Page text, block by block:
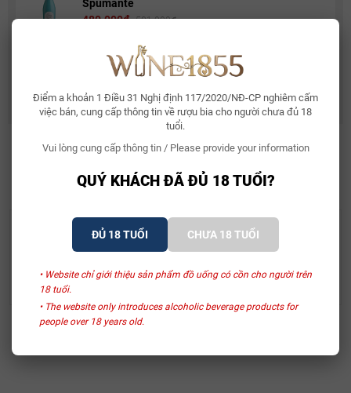
Điểm a khoản 1 Điều 31 Nghị định 117/2020/NĐ-CP nghiêm cấm
việc bán, cung cấp thông tin về rượu bia cho người chưa đủ 18
tuổi.
Vui lòng cung cấp thông tin / Please provide your information
QUÝ KHÁCH ĐÃ ĐỦ 18 TUỔI?
ĐỦ 18 TUỔI CHƯA 18 TUỔI
• Website chỉ giới thiệu sản phẩm đồ uống có cồn cho người trên
18 tuổi.
• The website only introduces alcoholic beverage products for
people over 18 years old.
Spumante
480.000₫ 581.000₫
Rượu Vang Ý Terre Di Mario 17%
490.000₫
632.500₫
SẢN PHẨM LIÊN QUAN
Hộp Quà Tặng Cát Tường
1.570.000₫
Hộp Quà Tặng Cát Tường
D’Italia